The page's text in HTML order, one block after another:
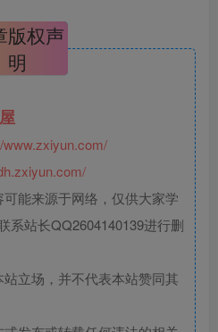
版权声
明
www.zxiyun.com/
能来源于网络，仅供大家学
系站长QQ2604140139进行删
立场，并不代表本站赞同其